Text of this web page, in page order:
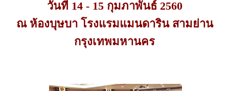
วันที่ 14 - 15 กุมภาพันธ์ 2560
ณ ห้องบุษบา โรงแรมแมนดาริน สามย่าน
กรุงเทพมหานคร